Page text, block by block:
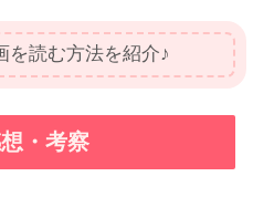
を読む方法を紹介♪
・考察